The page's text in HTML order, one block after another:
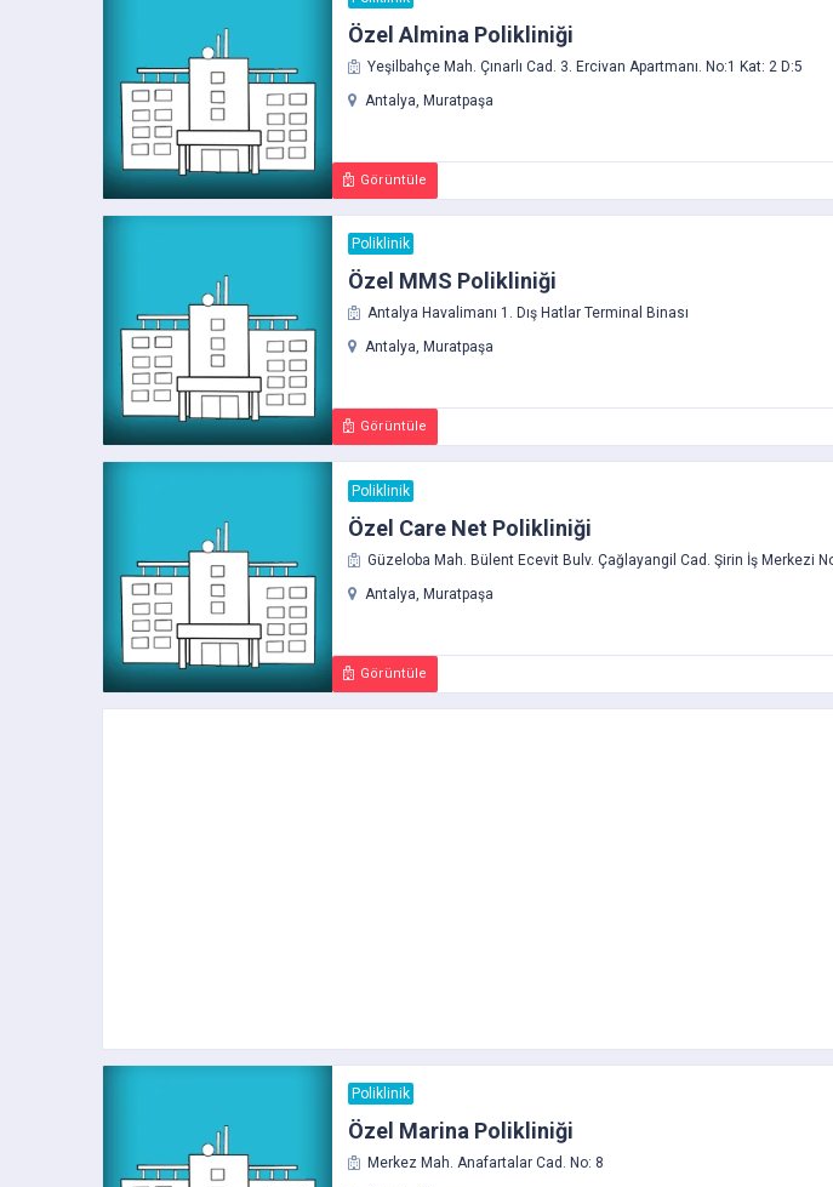
Özel Almina Polikliniği
Yeşilbahçe Mah. Çınarlı Cad. 3. Ercivan Apartmanı. No:1 Kat: 2 D:5
Antalya, Muratpaşa
Görüntüle
Poliklinik
Özel MMS Polikliniği
Antalya Havalimanı 1. Dış Hatlar Terminal Binası
Antalya, Muratpaşa
Görüntüle
Poliklinik
Özel Care Net Polikliniği
Güzeloba Mah. Bülent Ecevit Bulv. Çağlayangil Cad. Şirin İş Merkezi
Antalya, Muratpaşa
Görüntüle
Poliklinik
Özel Marina Polikliniği
Merkez Mah. Anafartalar Cad. No: 8